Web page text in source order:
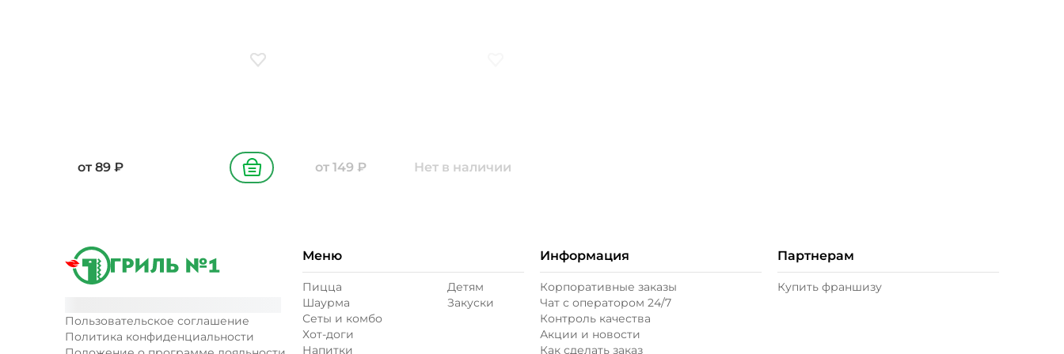
Добавить в избранное
от 89 ₽ В корзину от 149 ₽ Нет в наличии
Пользовательское соглашение
Политика конфиденциальности
Меню
Пицца
Шаурма
Сеты и комбо
Хот-доги
Напитки
Детям
Закуски
Информация
Корпоративные заказы
Чат с оператором 24/7
Контроль качества
Акции и новости
Как сделать заказ
Партнерам
Купить франшизу